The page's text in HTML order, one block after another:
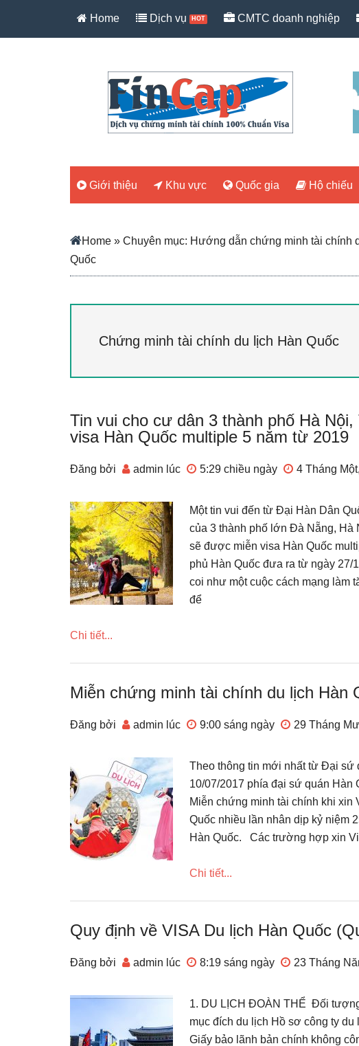
Home Dịch vụ CMTC doanh nghiệp
Giới thiệu Khu vực Quốc gia Hộ chiếu
Home » Chuyên mục: Hướng dẫn chứng minh tài chính
Quốc
Chứng minh tài chính du lịch Hàn Quốc
Tin vui cho cư dân 3 thành phố Hà
visa Hàn Quốc multiple 5 năm từ 2019
Đăng bởi admin lúc 5:29 chiều ngày 4 Tháng
Một tin vui đến từ Đại Hàn Dân
của 3 thành phố lớn Đà Nẵng, Hà
sẽ được miễn visa Hàn Quốc
phủ Hàn Quốc đưa ra từ ngày
coi như một cuộc cách mạng làm
để
Chi tiết...
Miễn chứng minh tài chính du lịch Hàn
Đăng bởi admin lúc 9:00 sáng ngày 29 Tháng
Theo thông tin mới nhất từ Đại sứ
10/07/2017 phía đại sứ quán
Miễn chứng minh tài chính khi xin
Quốc nhiều lần nhân dịp kỷ niệm
Hàn Quốc. Các trường hợp xin
Chi tiết...
Quy định về VISA Du lịch Hàn Quốc
Đăng bởi admin lúc 8:19 sáng ngày 23 Tháng
1. DU LỊCH ĐOÀN THỂ Đối
mục đích du lịch Hồ sơ công ty
Giấy bảo lãnh bản chính không